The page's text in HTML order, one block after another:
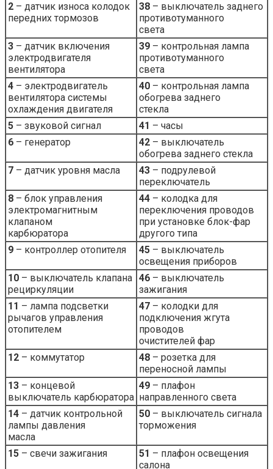
2 – датчик износа колодок
передних тормозов
38 – выключатель заднего
противотуманного
света
3 – датчик включения
электродвигателя
вентилятора
39 – контрольная лампа
противотуманного
света
4 – электродвигатель
вентилятора системы
охлаждения двигателя
40 – контрольная лампа
обогрева заднего
стекла
5 – звуковой сигнал 41 – часы
6 – генератор 42 – выключатель
обогрева заднего стекла
7 – датчик уровня масла 43 – подрулевой
переключатель
8 – блок управления
электромагнитным
клапаном
карбюратора
44 – колодка для
переключения проводов
при установке блок-фар
другого типа
9 – контроллер отопителя 45 – выключатель
освещения приборов
10 – выключатель клапана
рециркуляции
46 – выключатель
зажигания
11 – лампа подсветки
рычагов управления
отопителем
47 – колодки для
подключения жгута
проводов
очистителей фар
12 – коммутатор 48 – розетка для
переносной лампы
13 – концевой
выключатель карбюратора
49 – плафон
направленного света
14 – датчик контрольной
лампы давления
масла
50 – выключатель сигнала
торможения
15 – свечи зажигания 51 – плафон освещения
салона